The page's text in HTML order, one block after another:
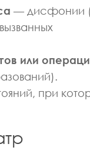
— дисфонии
или
при
КАНДИДАТ